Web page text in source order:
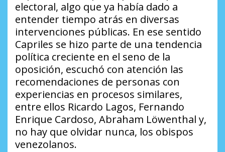
electoral, algo que ya había dado a
entender tiempo atrás en diversas
intervenciones públicas. En ese sentido
Capriles se hizo parte de una tendencia
política creciente en el seno de la
oposición, escuchó con atención las
recomendaciones de personas con
experiencias en procesos similares,
entre ellos Ricardo Lagos, Fernando
Enrique Cardoso, Abraham Löwenthal y,
no hay que olvidar nunca, los obispos
venezolanos.